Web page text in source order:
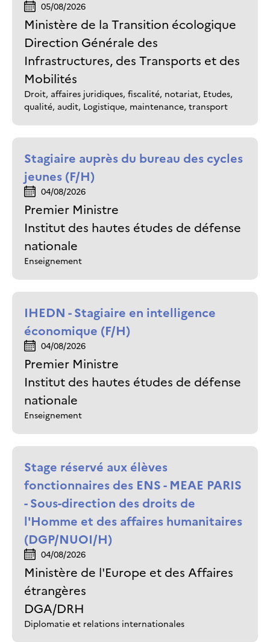
05/08/2026
Ministère de la Transition écologique
Direction Générale des
Infrastructures, des Transports et des
Mobilités
Droit, affaires juridiques, fiscalité, notariat, Etudes,
qualité, audit, Logistique, maintenance, transport
Stagiaire auprès du bureau des cycles
jeunes (F/H)
04/08/2026
Premier Ministre
Institut des hautes études de défense
nationale
Enseignement
IHEDN - Stagiaire en intelligence
économique (F/H)
04/08/2026
Premier Ministre
Institut des hautes études de défense
nationale
Enseignement
Stage réservé aux élèves
fonctionnaires des ENS - MEAE PARIS
- Sous-direction des droits de
l'Homme et des affaires humanitaires
(DGP/NUOI/H)
04/08/2026
Ministère de l'Europe et des Affaires
étrangères
DGA/DRH
Diplomatie et relations internationales